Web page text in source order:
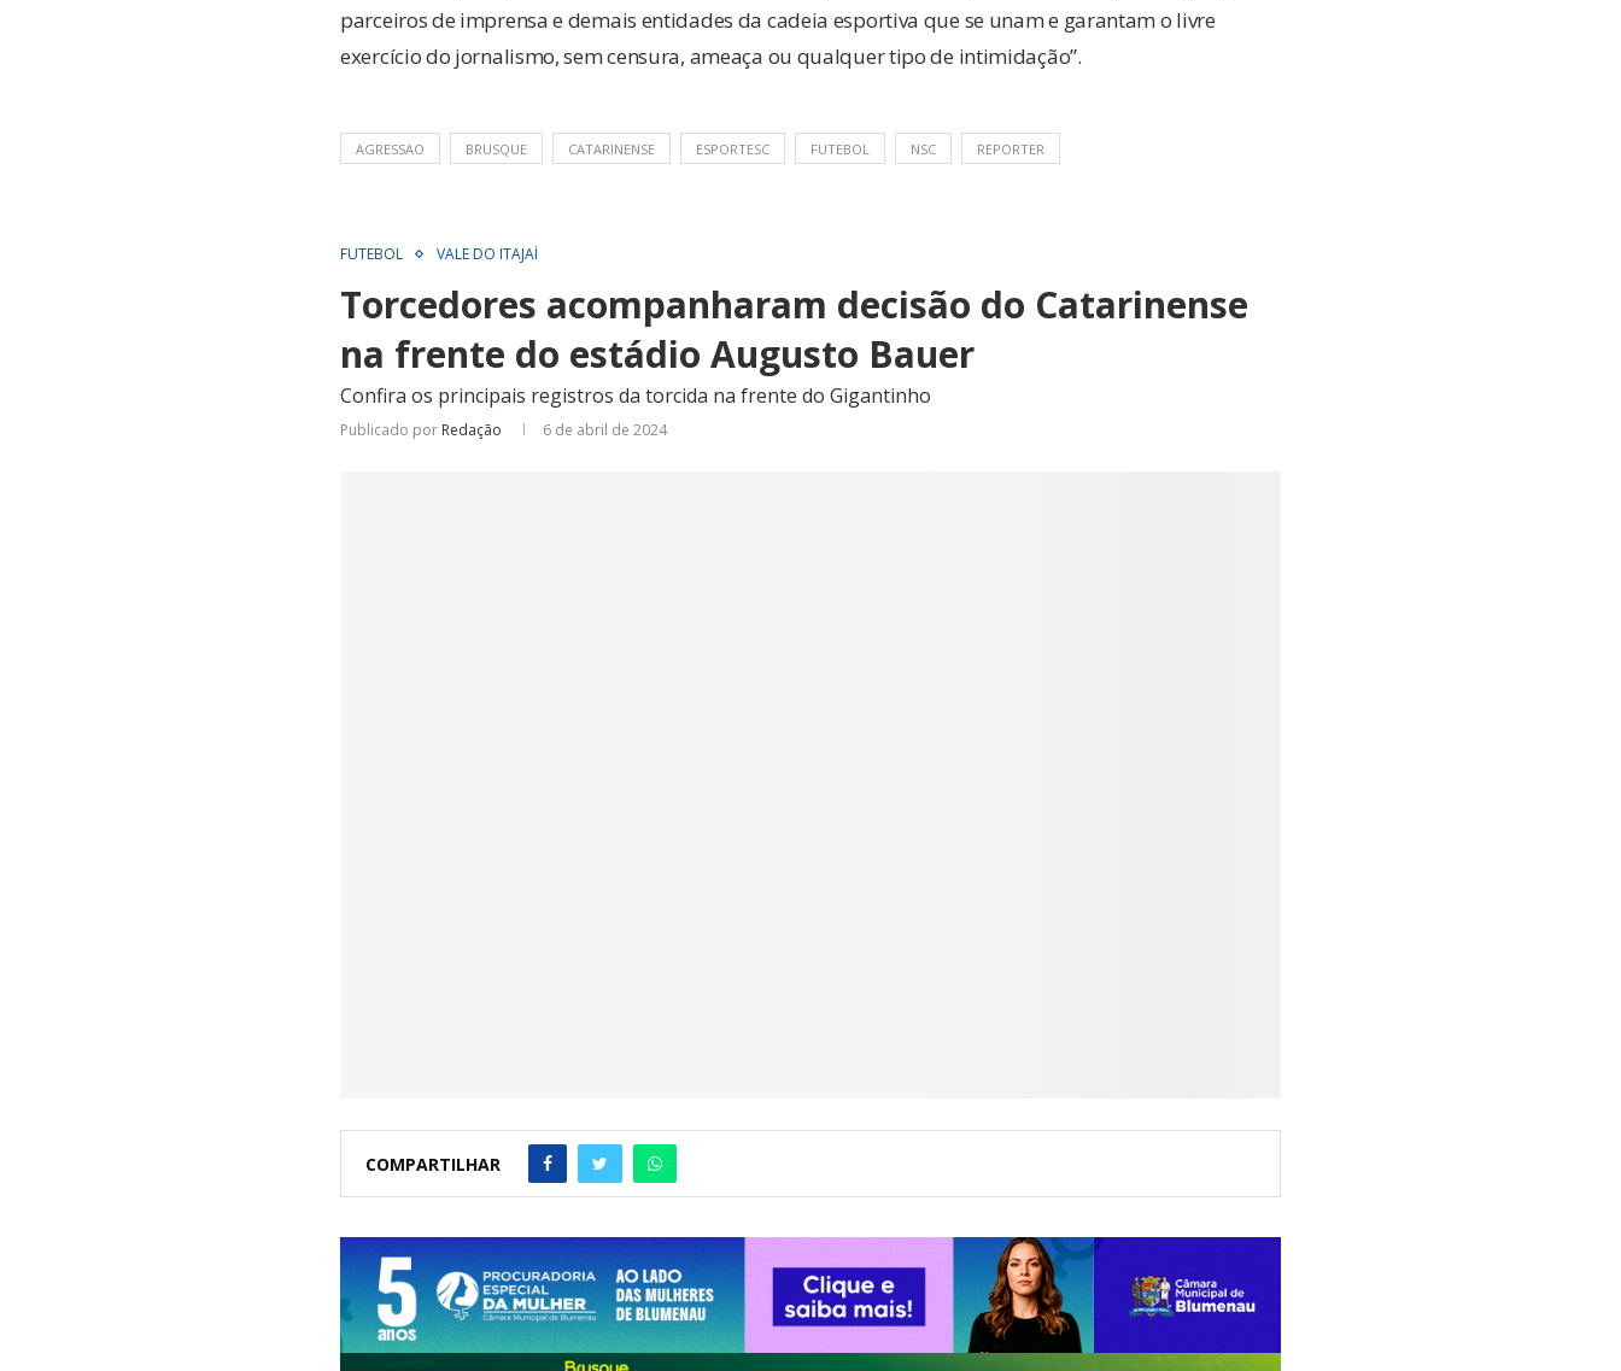
parceiros de imprensa e demais entidades da cadeia esportiva que se unam e garantam o livre
exercício do jornalismo, sem censura, ameaça ou qualquer tipo de intimidação”.
AGRESSAO BRUSQUE CATARINENSE ESPORTESC FUTEBOL NSC REPORTER
FUTEBOL VALE DO ITAJAÍ
Torcedores acompanharam decisão do Catarinense
na frente do estádio Augusto Bauer
Confira os principais registros da torcida na frente do Gigantinho
Publicado por Redação 6 de abril de 2024
COMPARTILHAR